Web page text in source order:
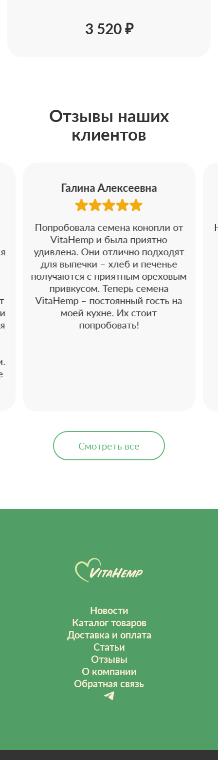
3 520 ₽
Отзывы наших
клиентов
Галина Алексеевна
Попробовала семена конопли от
VitaHemp и была приятно
удивлена. Они отлично подходят
для выпечки – хлеб и печенье
получаются с приятным ореховым
привкусом. Теперь семена
VitaHemp – постоянный гость на
моей кухне. Их стоит
попробовать!
Смотреть все
Новости
Каталог товаров
Доставка и оплата
Статьи
Отзывы
О компании
Обратная связь